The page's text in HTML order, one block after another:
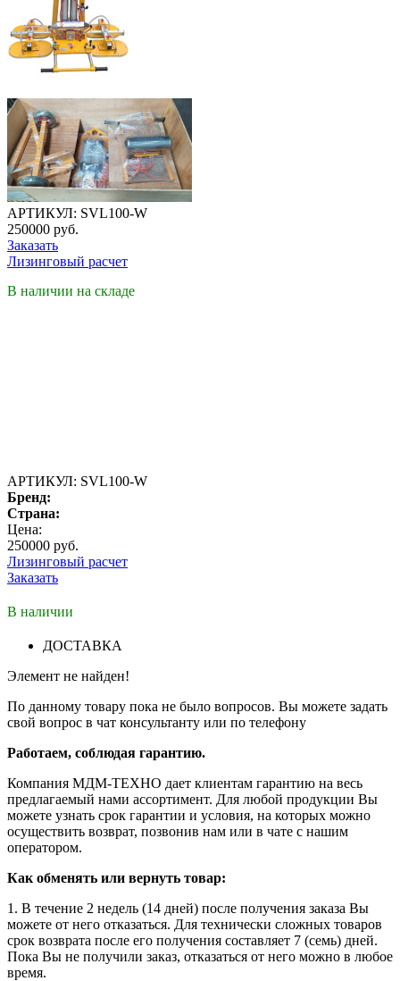
АРТИКУЛ: SVL100-W
250000 руб.
Заказать
Лизинговый расчет
В наличии на складе
АРТИКУЛ: SVL100-W
Бренд:
Страна:
Цена:
250000 руб.
Лизинговый расчет
Заказать
В наличии
ДОСТАВКА
Элемент не найден!
По данному товару пока не было вопросов. Вы можете задать
свой вопрос в чат консультанту или по телефону
Работаем, соблюдая гарантию.
Компания МДМ-ТЕХНО дает клиентам гарантию на весь
предлагаемый нами ассортимент. Для любой продукции Вы
можете узнать срок гарантии и условия, на которых можно
осуществить возврат, позвонив нам или в чате с нашим
оператором.
Как обменять или вернуть товар:
1. В течение 2 недель (14 дней) после получения заказа Вы
можете от него отказаться. Для технически сложных товаров
срок возврата после его получения составляет 7 (семь) дней.
Пока Вы не получили заказ, отказаться от него можно в любое
время.